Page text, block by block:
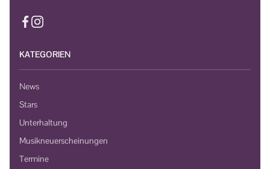
KATEGORIEN
News
Stars
Unterhaltung
Musikneuerscheinungen
Termine